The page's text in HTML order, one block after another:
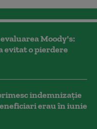
Moody's:
evitat o pierdere
indemnizaţie
erau în iunie